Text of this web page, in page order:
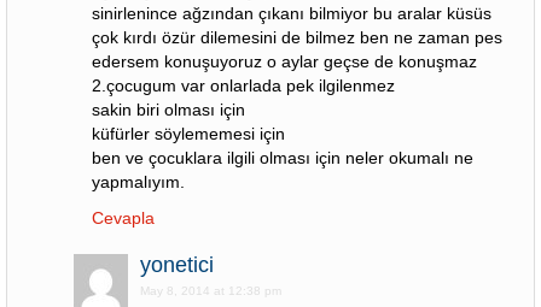
sinirlenince ağzından çıkanı bilmiyor bu aralar küsüs
çok kırdı özür dilemesini de bilmez ben ne zaman pes
edersem konuşuyoruz o aylar geçse de konuşmaz
2.çocugum var onlarlada pek ilgilenmez
sakin biri olması için
küfürler söylememesi için
ben ve çocuklara ilgili olması için neler okumalı ne
yapmalıyım.
Cevapla
yonetici
May 8, 2014 at 12:38 pm